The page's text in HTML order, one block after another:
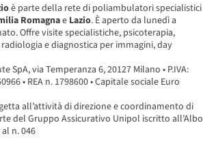
è parte della rete di poliambulatori specialistici
Romagnae Lazio. È aperto da lunedì a
Offre visite specialistiche, psicoterapia,
e diagnostica per immagini, day
SpA, via Temperanza 6, 20127 Milano • P.IVA:
• REA n. 1798600 • Capitale sociale Euro
all’attività di direzione e coordinamento di
del Gruppo Assicurativo Unipol iscritto all’Albo
n. 046